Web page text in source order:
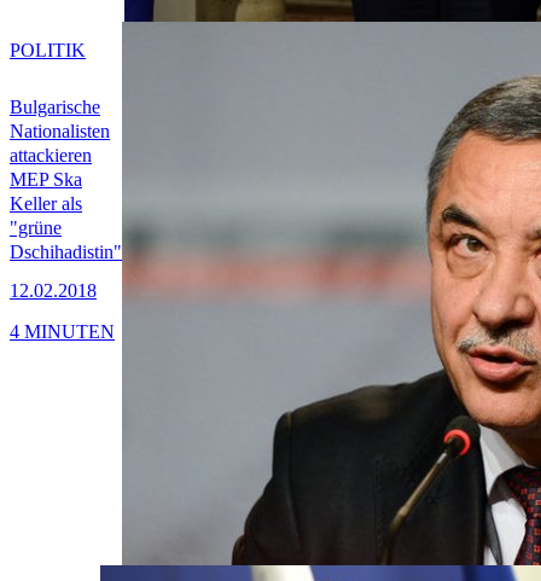
Bulgarische
Nationalisten
attackieren
MEP Ska
Keller als
"grüne
Dschihadistin"
12.02.2018
POLITIK
4 MINUTEN